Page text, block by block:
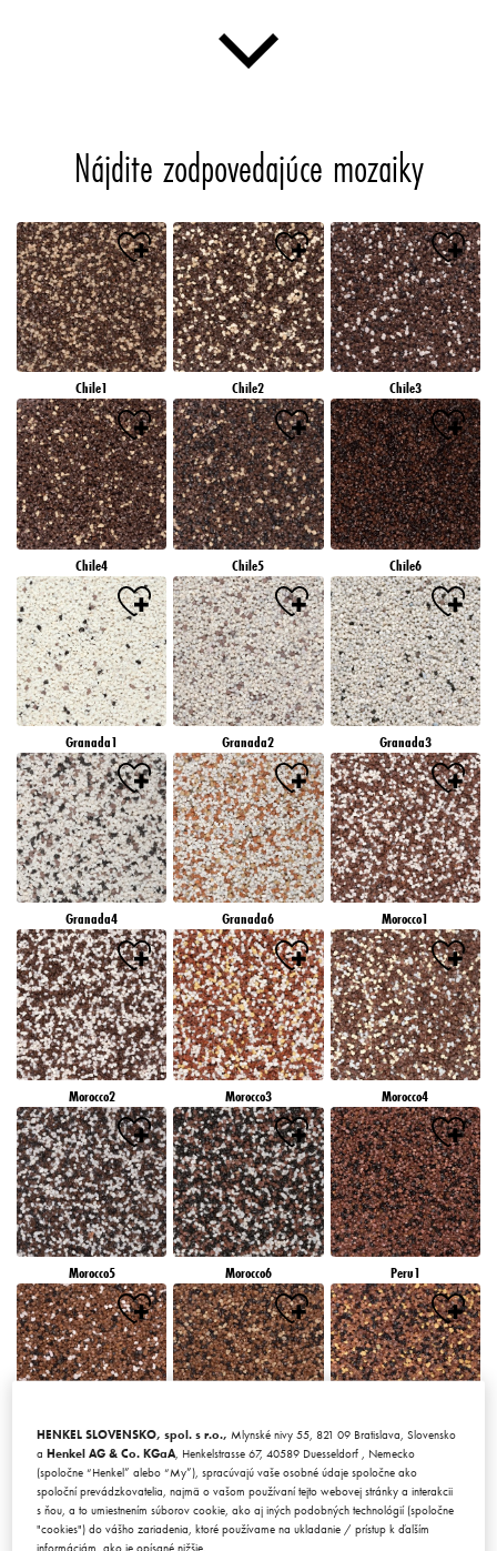
Nájdite zodpovedajúce mozaiky
Chile1 Chile2 Chile3
Chile4 Chile5 Chile6
Granada1 Granada2 Granada3
Granada4 Granada6 Morocco1
Morocco2 Morocco3 Morocco4
Morocco5 Morocco6 Peru1
Peru2 Peru3 Peru4
HENKEL SLOVENSKO, spol. s r.o., Mlynské nivy 55, 821 09 Bratislava, Slovensko
aHenkel AG & Co. KGaA , Henkelstrasse 67, 40589 Duesseldorf , Nemecko
(spoločne “Henkel” alebo “My”), spracúvajú vaše osobné údaje spoločne ako
spoloční prevádzkovatelia, najmä o vašom používaní tejto webovej stránky a interakcii
s ňou, a to umiestnením súborov cookie, ako aj iných podobných technológií (spoločne
"cookies") do vášho zariadenia, ktoré používame na ukladanie / prístup k ďalším
informáciám, ako je opísané nižšie.